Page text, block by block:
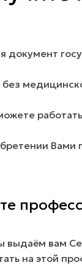
документ
без
выдаём вам
на этой